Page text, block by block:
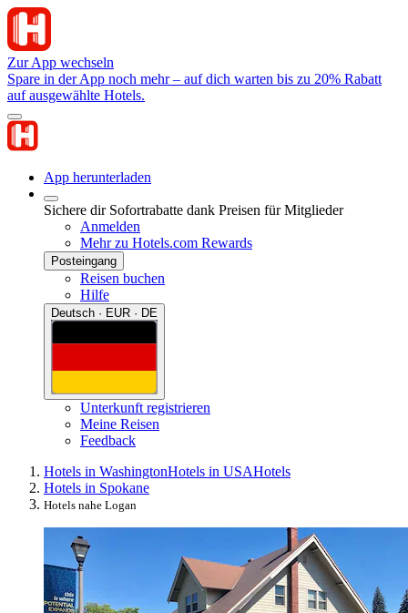
Zur App wechseln
Spare in der App noch mehr – auf dich warten bis zu 20% Rabatt
auf ausgewählte Hotels.
App herunterladen
Sichere dir Sofortrabatte dank Preisen für Mitglieder
Anmelden
Mehr zu Hotels.com Rewards
Posteingang
Reisen buchen
Hilfe
Deutsch · EUR · DE
Unterkunft registrieren
Meine Reisen
Feedback
Hotels in WashingtonHotels in USAHotels
Hotels in Spokane
Hotels nahe Logan